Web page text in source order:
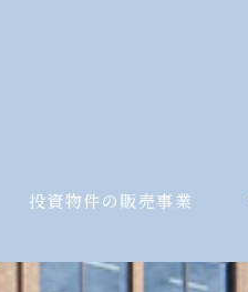
投資物件の販売事業